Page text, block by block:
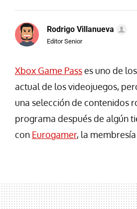
Rodrigo Villanueva
Editor Senior
Xbox Game Passes uno de los
actual de los videojuegos,
una selección de contenidos
programa después de algún
con Eurogamer, la